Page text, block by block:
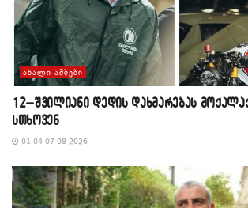
ᲐᲮᲐᲚᲘ ᲐᲛᲑᲔᲑᲘ
12–შვილიანი დედის დახმარებას
სთხოვენ
01:04 07-08-2026